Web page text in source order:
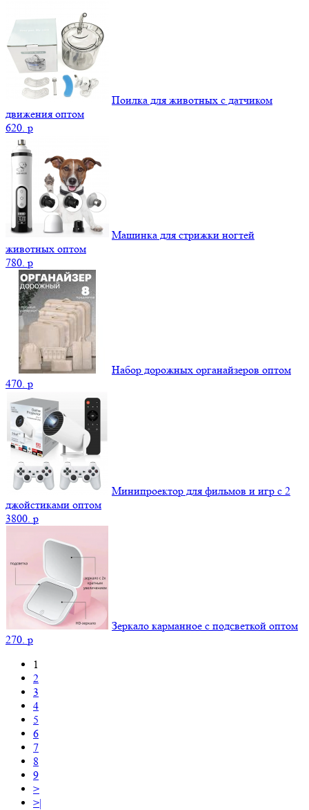
Поилка для животных с датчиком
движения оптом
620. p
Машинка для стрижки ногтей
животных оптом
780. p
Набор дорожных органайзеров оптом
470. p
Минипроектор для фильмов и игр с 2
джойстиками оптом
3800. p
Зеркало карманное с подсветкой оптом
270. p
1
2
3
4
5
6
7
8
9
>
>|